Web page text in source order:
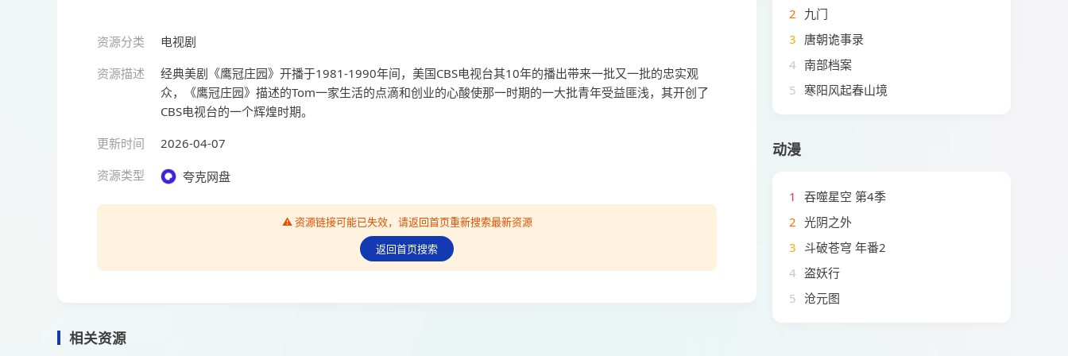
资源分类
电视剧
资源描述
经典美剧《鹰冠庄园》开播于1981-1990年间，美国CBS电视台其10年的播出带来一批又一批的忠实观
众，《鹰冠庄园》描述的Tom一家生活的点滴和创业的心酸使那一时期的一大批青年受益匪浅，其开创了
CBS电视台的一个辉煌时期。
更新时间
2026-04-07
资源类型
夸克网盘
⚠️ 资源链接可能已失效，请返回首页重新搜索最新资源
返回首页搜索
相关资源
2 九门
3 唐朝诡事录
4 南部档案
5 寒阳风起春山境
动漫
1
吞噬星空 第4季
2 光阴之外
3 斗破苍穹 年番2
4 盗妖行
5 沧元图